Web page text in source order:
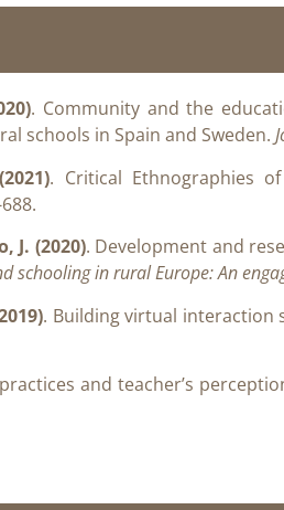
. Community and the
schools in Spain and Sweden.
. Critical Ethnographies
J. (2020). Development and
schooling in rural Europe: An
. Building virtual interaction
and teacher’s